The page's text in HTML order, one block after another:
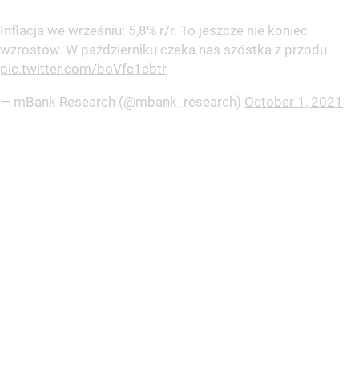
Inflacja we wrześniu: 5,8% r/r. To jeszcze nie koniec
wzrostów. W październiku czeka nas szóstka z przodu.
pic.twitter.com/boVfc1cbtr
— mBank Research (@mbank_research) October 1, 2021